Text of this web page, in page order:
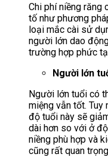
Chi phí niềng răng
tố như phương
loại mắc cài sử
người lớn dao
trường hợp phức
Người lớn
Người lớn tuổi có
miệng vẫn tốt. Tuy
độ tuổi này sẽ
dài hơn so với ở
niềng phù hợp và
cũng rất quan